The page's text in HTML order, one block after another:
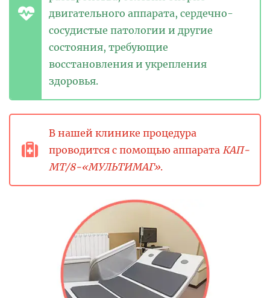
двигательного аппарата, сердечно-
сосудистые патологии и другие
состояния, требующие
восстановления и укрепления
здоровья.
В нашей клинике процедура
проводится с помощью аппарата КАП-
МТ/8-«МУЛЬТИМАГ».